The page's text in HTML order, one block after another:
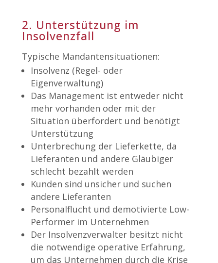
2. Unterstützung im
Insolvenzfall
Typische Mandantensituationen:
Insolvenz (Regel- oder
Eigenverwaltung)
Das Management ist entweder nicht
mehr vorhanden oder mit der
Situation überfordert und benötigt
Unterstützung
Unterbrechung der Lieferkette, da
Lieferanten und andere Gläubiger
schlecht bezahlt werden
Kunden sind unsicher und suchen
andere Lieferanten
Personalflucht und demotivierte Low-
Performer im Unternehmen
Der Insolvenzverwalter besitzt nicht
die notwendige operative Erfahrung,
um das Unternehmen durch die Krise